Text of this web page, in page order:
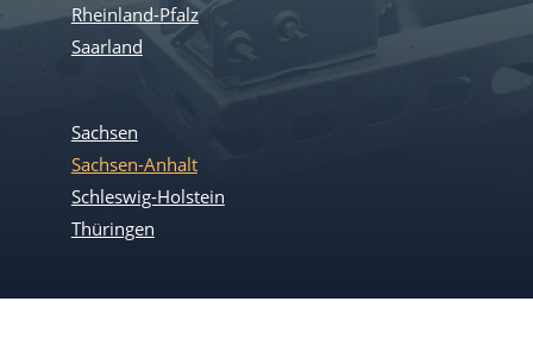
Rheinland-Pfalz
Saarland
Sachsen
Sachsen-Anhalt
Schleswig-Holstein
Thüringen